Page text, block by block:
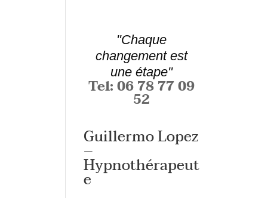
"Chaque
changement est
une étape"
Tel: 06 78 77 09
52
Guillermo Lopez
–
Hypnothérapeut
e